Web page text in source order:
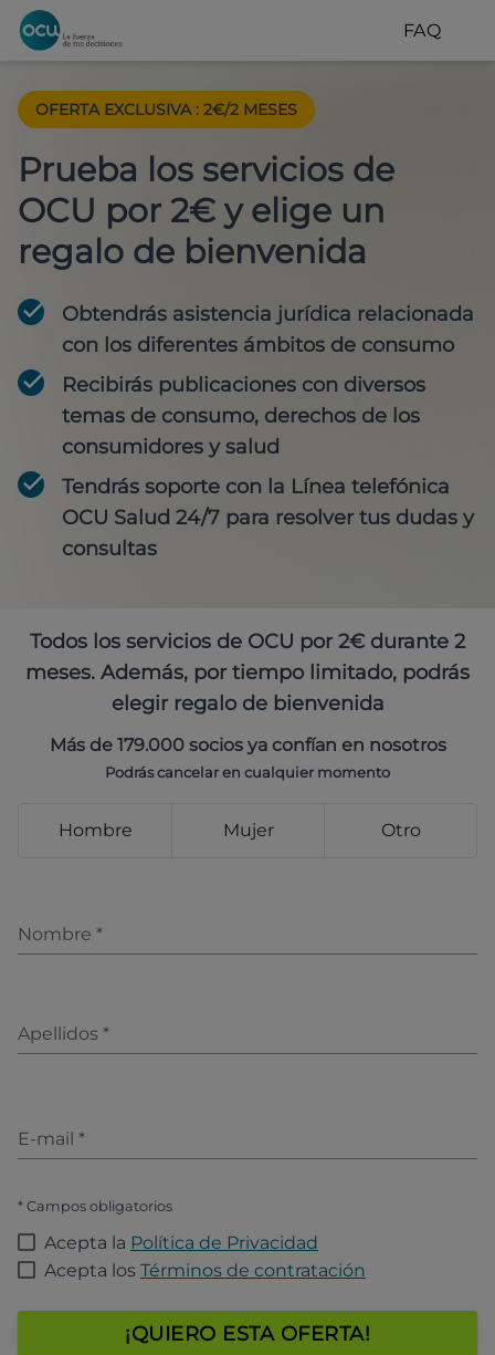
FAQ
OFERTA EXCLUSIVA : 2€/2 MESES
Prueba los servicios de
OCU por 2€ y elige un
regalo de bienvenida
Obtendrás asistencia jurídica relacionada
con los diferentes ámbitos de consumo
Recibirás publicaciones con diversos
temas de consumo, derechos de los
consumidores y salud
Tendrás soporte con la Línea telefónica
OCU Salud 24/7 para resolver tus dudas y
consultas
Todos los servicios de OCU por 2€ durante 2
meses. Además, por tiempo limitado, podrás
elegir regalo de bienvenida
Más de 179.000 socios ya confían en nosotros
Podrás cancelar en cualquier momento
Hombre Mujer Otro
Nombre *
Apellidos *
E-mail *
* Campos obligatorios
Acepta la Política de Privacidad
Acepta los Términos de contratación
¡QUIERO ESTA OFERTA!